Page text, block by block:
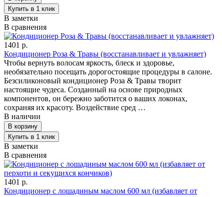
В заметки
В сравнения
1401 р.
Кондиционер Роза & Травы (восстанавливает и увлажняет)
Чтобы вернуть волосам яркость, блеск и здоровье,
необязательно посещать дорогостоящие процедуры в салоне.
Безсиликоновый кондиционер Роза & Травы творит
настоящие чудеса. Созданный на основе природных
компонентов, он бережно заботится о ваших локонах,
сохраняя их красоту. Воздействие сред …
В наличии
В заметки
В сравнения
1401 р.
Кондиционер с лошадиным маслом 600 мл (избавляет от